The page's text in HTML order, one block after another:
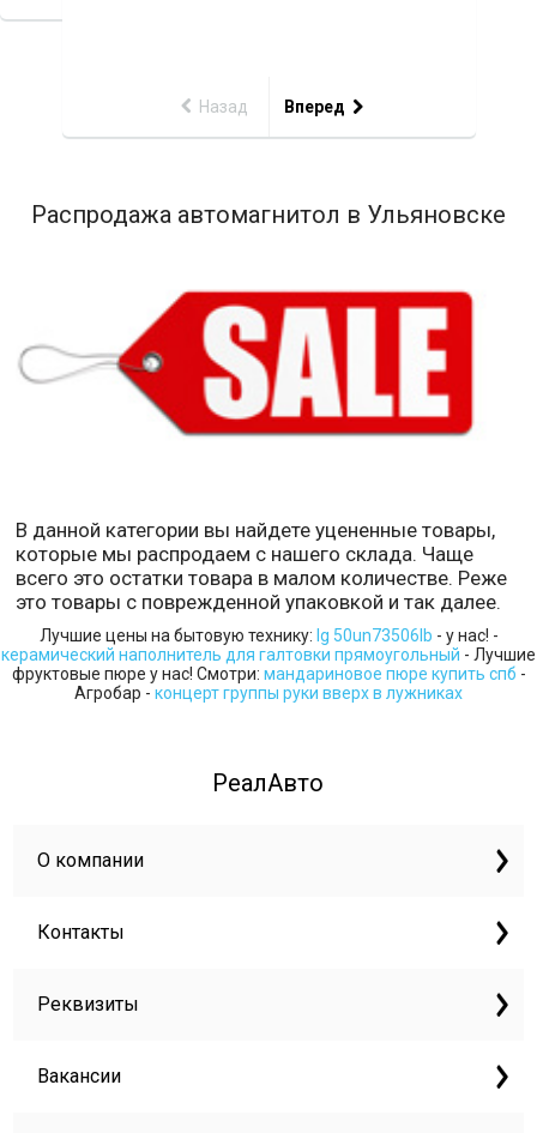
Назад Вперед
Распродажа автомагнитол в Ульяновске
В данной категории вы найдете уцененные товары,
которые мы распродаем с нашего склада. Чаще
всего это остатки товара в малом количестве. Реже
это товары с поврежденной упаковкой и так далее.
Лучшие цены на бытовую технику: lg 50un73506lb - у нас! -
керамический наполнитель для галтовки прямоугольный - Лучшие
фруктовые пюре у нас! Смотри: мандариновое пюре купить спб -
Агробар - концерт группы руки вверх в лужниках
РеалАвто
О компании
Контакты
Реквизиты
Вакансии